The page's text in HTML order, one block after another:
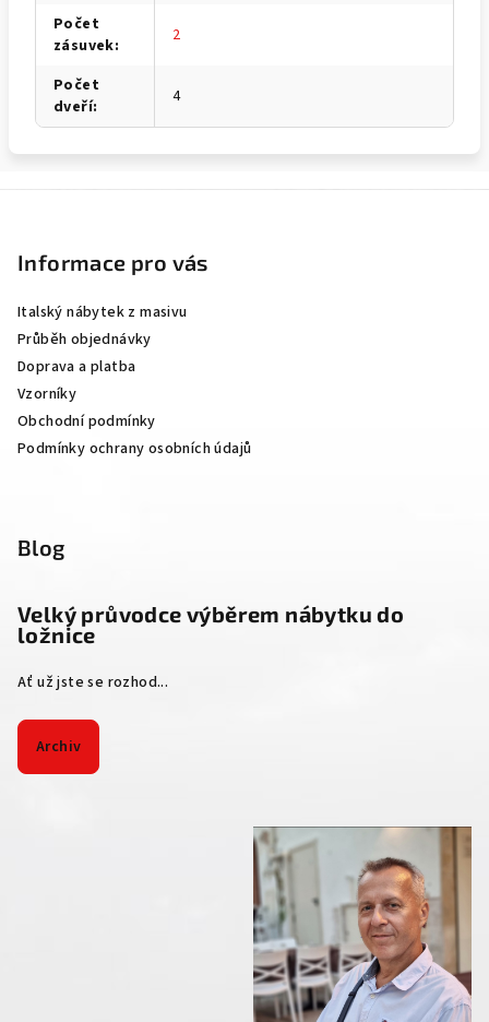
Počet
zásuvek: 2
Počet
dveří: 4
Informace pro vás
Italský nábytek z masivu
Průběh objednávky
Doprava a platba
Vzorníky
Obchodní podmínky
Podmínky ochrany osobních údajů
Blog
Velký průvodce výběrem nábytku do
ložnice
Ať už jste se rozhod...
Archiv